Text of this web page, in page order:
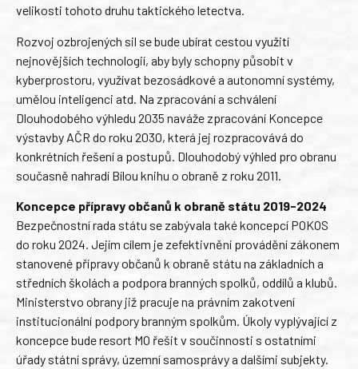
velikosti tohoto druhu taktického letectva.
Rozvoj ozbrojených sil se bude ubírat cestou využití
nejnovějších technologií, aby byly schopny působit v
kyberprostoru, využívat bezosádkové a autonomní systémy,
umělou inteligenci atd. Na zpracování a schválení
Dlouhodobého výhledu 2035 naváže zpracování Koncepce
výstavby AČR do roku 2030, která jej rozpracovává do
konkrétních řešení a postupů. Dlouhodobý výhled pro obranu
současně nahradí Bílou knihu o obraně z roku 2011.
Koncepce přípravy občanů k obraně státu 2019-2024
Bezpečnostní rada státu se zabývala také koncepcí POKOS
do roku 2024. Jejím cílem je zefektivnění provádění zákonem
stanovené přípravy občanů k obraně státu na základních a
středních školách a podpora branných spolků, oddílů a klubů.
Ministerstvo obrany již pracuje na právním zakotvení
institucionální podpory branným spolkům. Úkoly vyplývající z
koncepce bude resort MO řešit v součinnosti s ostatními
úřady státní správy, územní samosprávy a dalšími subjekty.